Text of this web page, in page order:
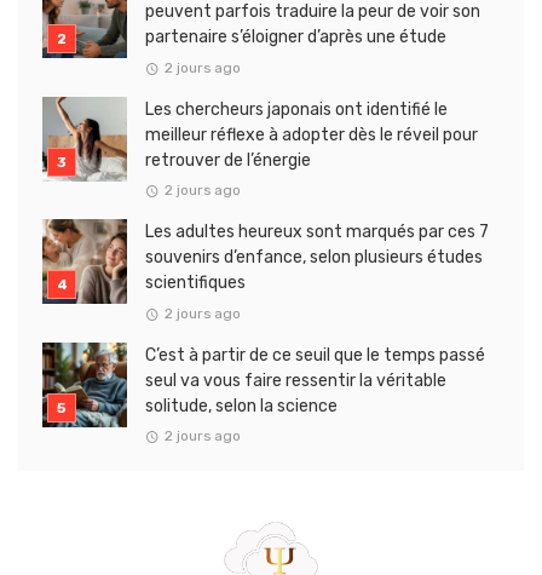
peuvent parfois traduire la peur de voir son
partenaire s’éloigner d’après une étude
2 jours ago
Les chercheurs japonais ont identifié le
meilleur réflexe à adopter dès le réveil pour
retrouver de l’énergie
2 jours ago
Les adultes heureux sont marqués par ces 7
souvenirs d’enfance, selon plusieurs études
scientifiques
2 jours ago
C’est à partir de ce seuil que le temps passé
seul va vous faire ressentir la véritable
solitude, selon la science
2 jours ago